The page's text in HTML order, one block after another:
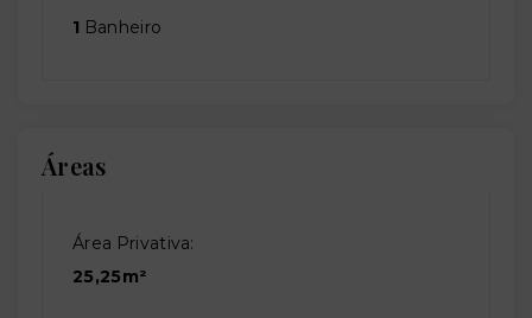
1 Banheiro
Áreas
Área Privativa:
25,25m²